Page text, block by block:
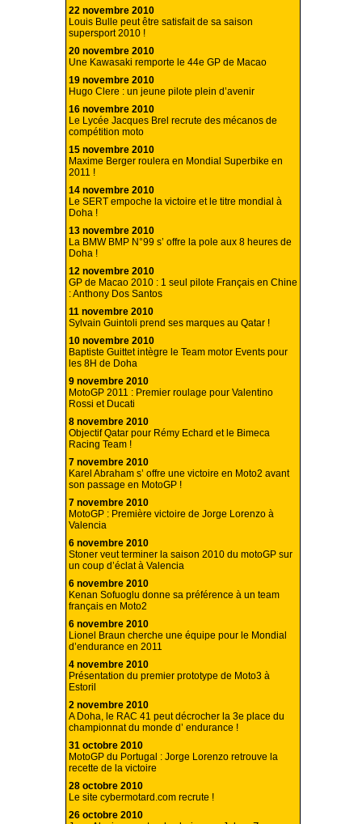
22 novembre 2010
Louis Bulle peut être satisfait de sa saison
supersport 2010 !
20 novembre 2010
Une Kawasaki remporte le 44e GP de Macao
19 novembre 2010
Hugo Clere : un jeune pilote plein d’avenir
16 novembre 2010
Le Lycée Jacques Brel recrute des mécanos de
compétition moto
15 novembre 2010
Maxime Berger roulera en Mondial Superbike en
2011 !
14 novembre 2010
Le SERT empoche la victoire et le titre mondial à
Doha !
13 novembre 2010
La BMW BMP N°99 s’ offre la pole aux 8 heures de
Doha !
12 novembre 2010
GP de Macao 2010 : 1 seul pilote Français en Chine
: Anthony Dos Santos
11 novembre 2010
Sylvain Guintoli prend ses marques au Qatar !
10 novembre 2010
Baptiste Guittet intègre le Team motor Events pour
les 8H de Doha
9 novembre 2010
MotoGP 2011 : Premier roulage pour Valentino
Rossi et Ducati
8 novembre 2010
Objectif Qatar pour Rémy Echard et le Bimeca
Racing Team !
7 novembre 2010
Karel Abraham s’ offre une victoire en Moto2 avant
son passage en MotoGP !
7 novembre 2010
MotoGP : Première victoire de Jorge Lorenzo à
Valencia
6 novembre 2010
Stoner veut terminer la saison 2010 du motoGP sur
un coup d’éclat à Valencia
6 novembre 2010
Kenan Sofuoglu donne sa préférence à un team
français en Moto2
6 novembre 2010
Lionel Braun cherche une équipe pour le Mondial
d’endurance en 2011
4 novembre 2010
Présentation du premier prototype de Moto3 à
Estoril
2 novembre 2010
A Doha, le RAC 41 peut décrocher la 3e place du
championnat du monde d’ endurance !
31 octobre 2010
MotoGP du Portugal : Jorge Lorenzo retrouve la
recette de la victoire
28 octobre 2010
Le site cybermotard.com recrute !
26 octobre 2010